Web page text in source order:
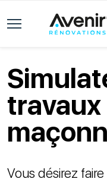
travaux
Vous désirez